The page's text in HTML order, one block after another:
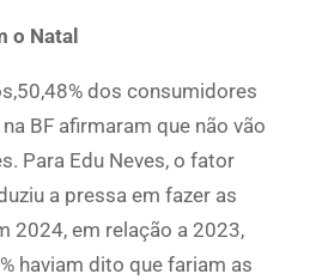
o Natal
dos consumidores
BF afirmaram que não vão
Para Edu Neves, o fator
a pressa em fazer as
2024, em relação a 2023,
haviam dito que fariam as